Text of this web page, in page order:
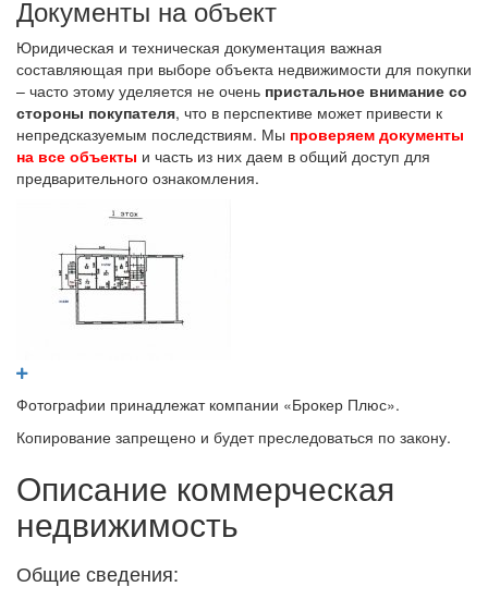
Документы на объект
Юридическая и техническая документация важная
составляющая при выборе объекта недвижимости для покупки
– часто этому уделяется не очень пристальное внимание со
стороны покупателя, что в перспективе может привести к
непредсказуемым последствиям. Мы проверяем документы
на все объекты и часть из них даем в общий доступ для
предварительного ознакомления.
Фотографии принадлежат компании «Брокер Плюс».
Копирование запрещено и будет преследоваться по закону.
Описание коммерческая
недвижимость
Общие сведения: